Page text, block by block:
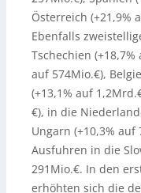
Österreich (+21,9%
Ebenfalls
Tschechien
auf 574Mio.€),
(+13,1% auf
€), in die
Ungarn (+10,3%
Ausfuhren in die
291Mio.€. In den
erhöhten sich die